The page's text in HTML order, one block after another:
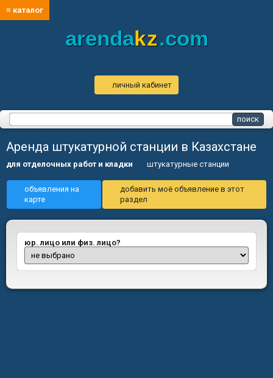
≡ каталог
arendakz.com
личный кабинет
Аренда штукатурной станции в Казахстане
для отделочных работ и кладки штукатурные станции
объявления на
карте
добавить моё объявление в этот
раздел
юр. лицо или физ. лицо?